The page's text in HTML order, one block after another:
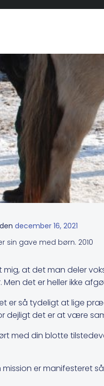
den december 16, 2021
sin gave med børn. 2010
at det man deler
det er heller ikke
er så tydeligt at lige
dejligt det er at være
med din blotte
mission er manifesteret